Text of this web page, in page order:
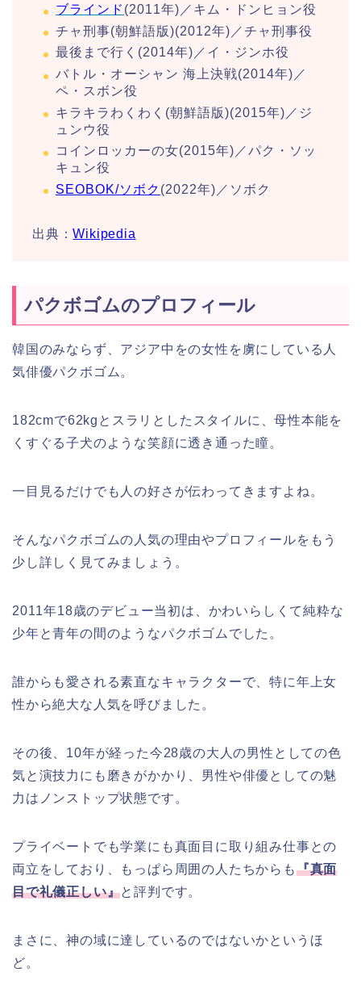
ブラインド (2011年)／キム・ドンヒョン役
チャ刑事(朝鮮語版)(2012年)／チャ刑事役
最後まで行く(2014年)／イ・ジンホ役
バトル・オーシャン 海上決戦(2014年)／
ペ・スボン役
キラキラわくわく(朝鮮語版)(2015年)／ジ
ュンウ役
コインロッカーの女(2015年)／パク・ソッ
キュン役
SEOBOK/ソボク (2022年)／ソボク
出典：Wikipedia
パクボゴムのプロフィール
韓国のみならず、アジア中をの女性を虜にしている人
気俳優パクボゴム。
182cmで62kgとスラリとしたスタイルに、母性本能を
くすぐる子犬のような笑顔に透き通った瞳。
一目見るだけでも人の好さが伝わってきますよね。
そんなパクボゴムの人気の理由やプロフィールをもう
少し詳しく見てみましょう。
2011年18歳のデビュー当初は、かわいらしくて純粋な
少年と青年の間のようなパクボゴムでした。
誰からも愛される素直なキャラクターで、特に年上女
性から絶大な人気を呼びました。
その後、10年が経った今28歳の大人の男性としての色
気と演技力にも磨きがかかり、男性や俳優としての魅
力はノンストップ状態です。
プライベートでも学業にも真面目に取り組み仕事との
両立をしており、もっぱら周囲の人たちからも『真面
目で礼儀正しい』と評判です。
まさに、神の域に達しているのではないかというほ
ど。